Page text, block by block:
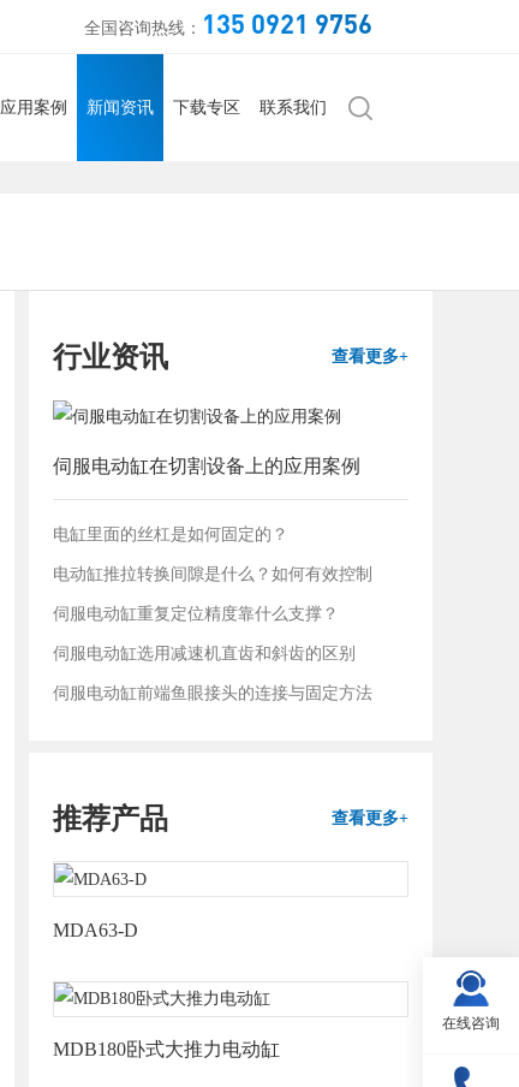
全国咨询热线： 135 0921 9756
应用案例 新闻资讯 下载专区 联系我们
行业资讯 查看更多+
伺服电动缸在切割设备上的应用案例
电缸里面的丝杠是如何固定的？
电动缸推拉转换间隙是什么？如何有效控制
伺服电动缸重复定位精度靠什么支撑？
伺服电动缸选用减速机直齿和斜齿的区别
伺服电动缸前端鱼眼接头的连接与固定方法
推荐产品 查看更多+
MDA63-D
MDB180卧式大推力电动缸
在线咨询